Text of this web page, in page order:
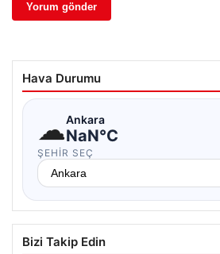
Hava Durumu
☁Ankara
NaN°C
ŞEHIR SEÇ
Bizi Takip Edin